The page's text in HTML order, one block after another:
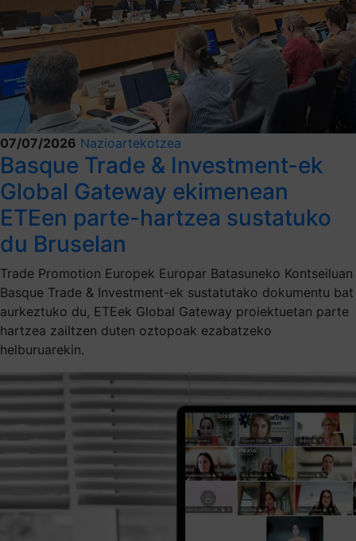
07/07/2026 Nazioartekotzea
Basque Trade & Investment-ek
Global Gateway ekimenean
ETEen parte-hartzea sustatuko
du Bruselan
Trade Promotion Europek Europar Batasuneko Kontseiluan
Basque Trade & Investment-ek sustatutako dokumentu bat
aurkeztuko du, ETEek Global Gateway proiektuetan parte
hartzea zailtzen duten oztopoak ezabatzeko
helburuarekin.